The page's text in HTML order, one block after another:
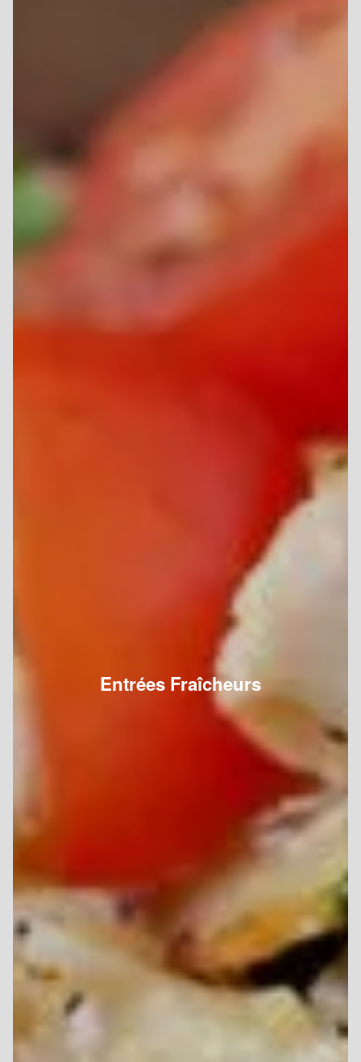
Entrées Fraîcheurs